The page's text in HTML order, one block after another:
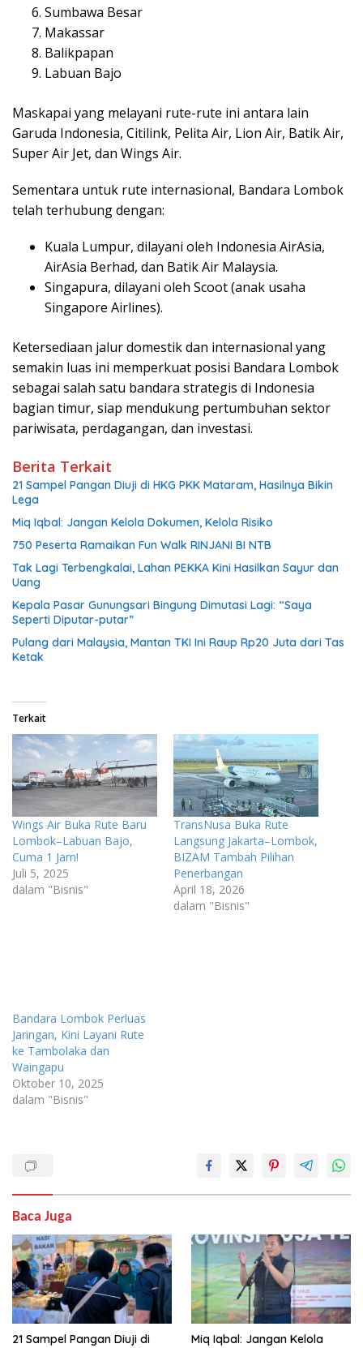
Sumbawa Besar
Makassar
Balikpapan
Labuan Bajo
Maskapai yang melayani rute-rute ini antara lain
Garuda Indonesia, Citilink, Pelita Air, Lion Air, Batik Air,
Super Air Jet, dan Wings Air.
Sementara untuk rute internasional, Bandara Lombok
telah terhubung dengan:
Kuala Lumpur, dilayani oleh Indonesia AirAsia,
AirAsia Berhad, dan Batik Air Malaysia.
Singapura, dilayani oleh Scoot (anak usaha
Singapore Airlines).
Ketersediaan jalur domestik dan internasional yang
semakin luas ini memperkuat posisi Bandara Lombok
sebagai salah satu bandara strategis di Indonesia
bagian timur, siap mendukung pertumbuhan sektor
pariwisata, perdagangan, dan investasi.
Berita Terkait
21 Sampel Pangan Diuji di HKG PKK Mataram, Hasilnya Bikin
Lega
Miq Iqbal: Jangan Kelola Dokumen, Kelola Risiko
750 Peserta Ramaikan Fun Walk RINJANI BI NTB
Tak Lagi Terbengkalai, Lahan PEKKA Kini Hasilkan Sayur dan
Uang
Kepala Pasar Gunungsari Bingung Dimutasi Lagi: “Saya
Seperti Diputar-putar”
Pulang dari Malaysia, Mantan TKI Ini Raup Rp20 Juta dari Tas
Ketak
Terkait
Wings Air Buka Rute Baru
Lombok–Labuan Bajo,
Cuma 1 Jam!
Juli 5, 2025
dalam "Bisnis"
TransNusa Buka Rute
Langsung Jakarta–Lombok,
BIZAM Tambah Pilihan
Penerbangan
April 18, 2026
dalam "Bisnis"
Bandara Lombok Perluas
Jaringan, Kini Layani Rute
ke Tambolaka dan
Waingapu
Oktober 10, 2025
dalam "Bisnis"
Baca Juga
21 Sampel Pangan Diuji di
Miq Iqbal: Jangan Kelola